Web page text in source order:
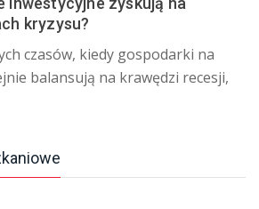
kryzysu?
czasów, kiedy gospodarki na
balansują na krawędzi recesji,